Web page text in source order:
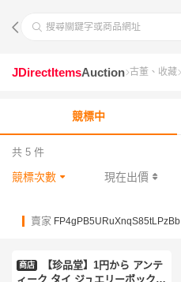
搜尋關鍵字或商品網址
JDirectItemsAuction 古董、收藏
競標中
共 5 件
競標次數 現在出價
賣家 FP4gPB5URuXnqS85tLPzBbgHQALxo
商店
【珍品堂】1円から アンテ
ィーク タイ ジュエリーボック